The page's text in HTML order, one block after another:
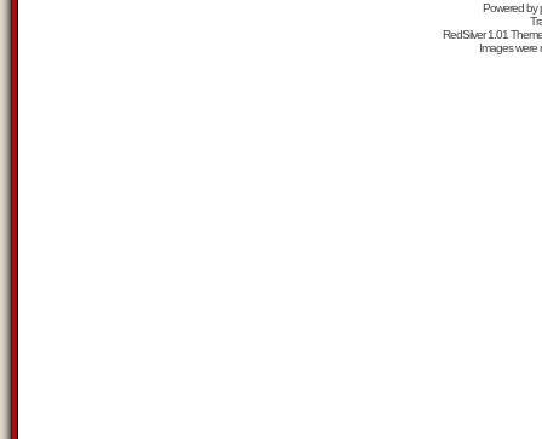
Powered by
RedSilver 1.01
Images were